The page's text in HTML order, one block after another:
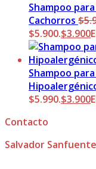
Shampoo
Cachorros $
$5.900.$3.900
Shampoo
$5.990.$3.900
Contacto
Salvador